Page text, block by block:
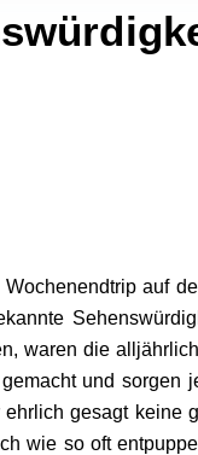
auf
waren die
und sorgen
gesagt keine
wie so oft